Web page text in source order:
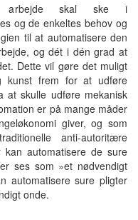
arbejde skal ske i
og de enkeltes behov og
til at automatisere den
og dét i dén grad at
Dette vil gøre det muligt
kunst frem for at udføre
at skulle udføre mekanisk
er på mange måder
giver, og som
anti-autoritære
automatisere de sure
ses som »et nødvendigt
automatisere sure pligter
onde.